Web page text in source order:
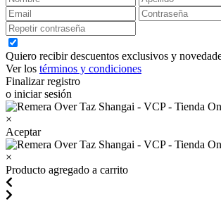
Quiero recibir descuentos exclusivos y
Ver los términos y condiciones
Finalizar registro
o iniciar sesión
×
Aceptar
×
Producto agregado a carrito